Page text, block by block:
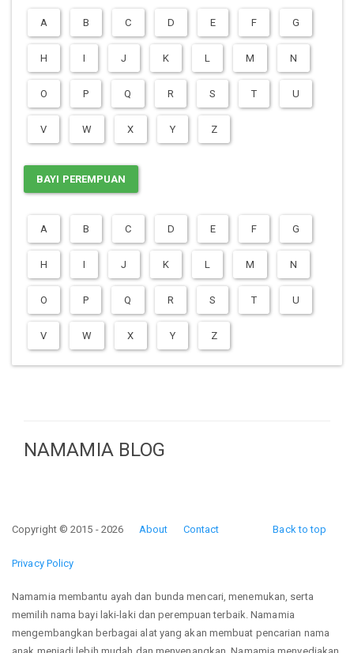
A B C D E F G
H I J K L M N
O P Q R S T U
V W X Y Z
BAYI PEREMPUAN
A B C D E F G
H I J K L M N
O P Q R S T U
V W X Y Z
NAMAMIA BLOG
Back to top
Copyright © 2015 - 2026 About Contact
Privacy Policy
Namamia membantu ayah dan bunda mencari, menemukan, serta
memilih nama bayi laki-laki dan perempuan terbaik. Namamia
mengembangkan berbagai alat yang akan membuat pencarian nama